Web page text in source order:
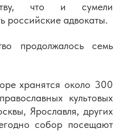
что и сумели
российские адвокаты.
продолжалось семь
хранятся около 300
культовых
Ярославля, других
собор посещают